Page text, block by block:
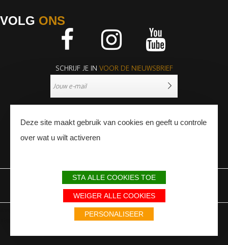
VOLG ONS
SCHRIJF JE IN VOOR DE NIEUWSBRIEF
WETTELIJKE BEPALINGEN SITEMAP
Avec le soutien du Fonds Européen de développement régional / Met
steun van het Europese Fonds voor Regionale Ontwikkeling
Deze site maakt gebruik van cookies en geeft u controle
over wat u wilt activeren
STA ALLE COOKIES TOE
WEIGER ALLE COOKIES
PERSONALISEER